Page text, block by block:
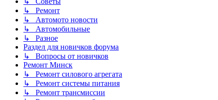
↳ Ремонт
↳ Автомото новости
↳ Автомобильные
↳ Разное
Раздел для новичков форума
↳ Вопросы от новичков
Ремонт Минск
↳ Ремонт силового агрегата
↳ Ремонт системы питания
↳ Ремонт трансмиссии